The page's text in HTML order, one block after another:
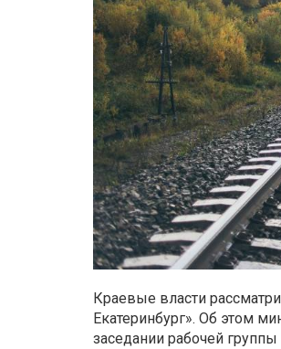
Краевые власти
Екатеринбург». Об этом
заседании рабочей